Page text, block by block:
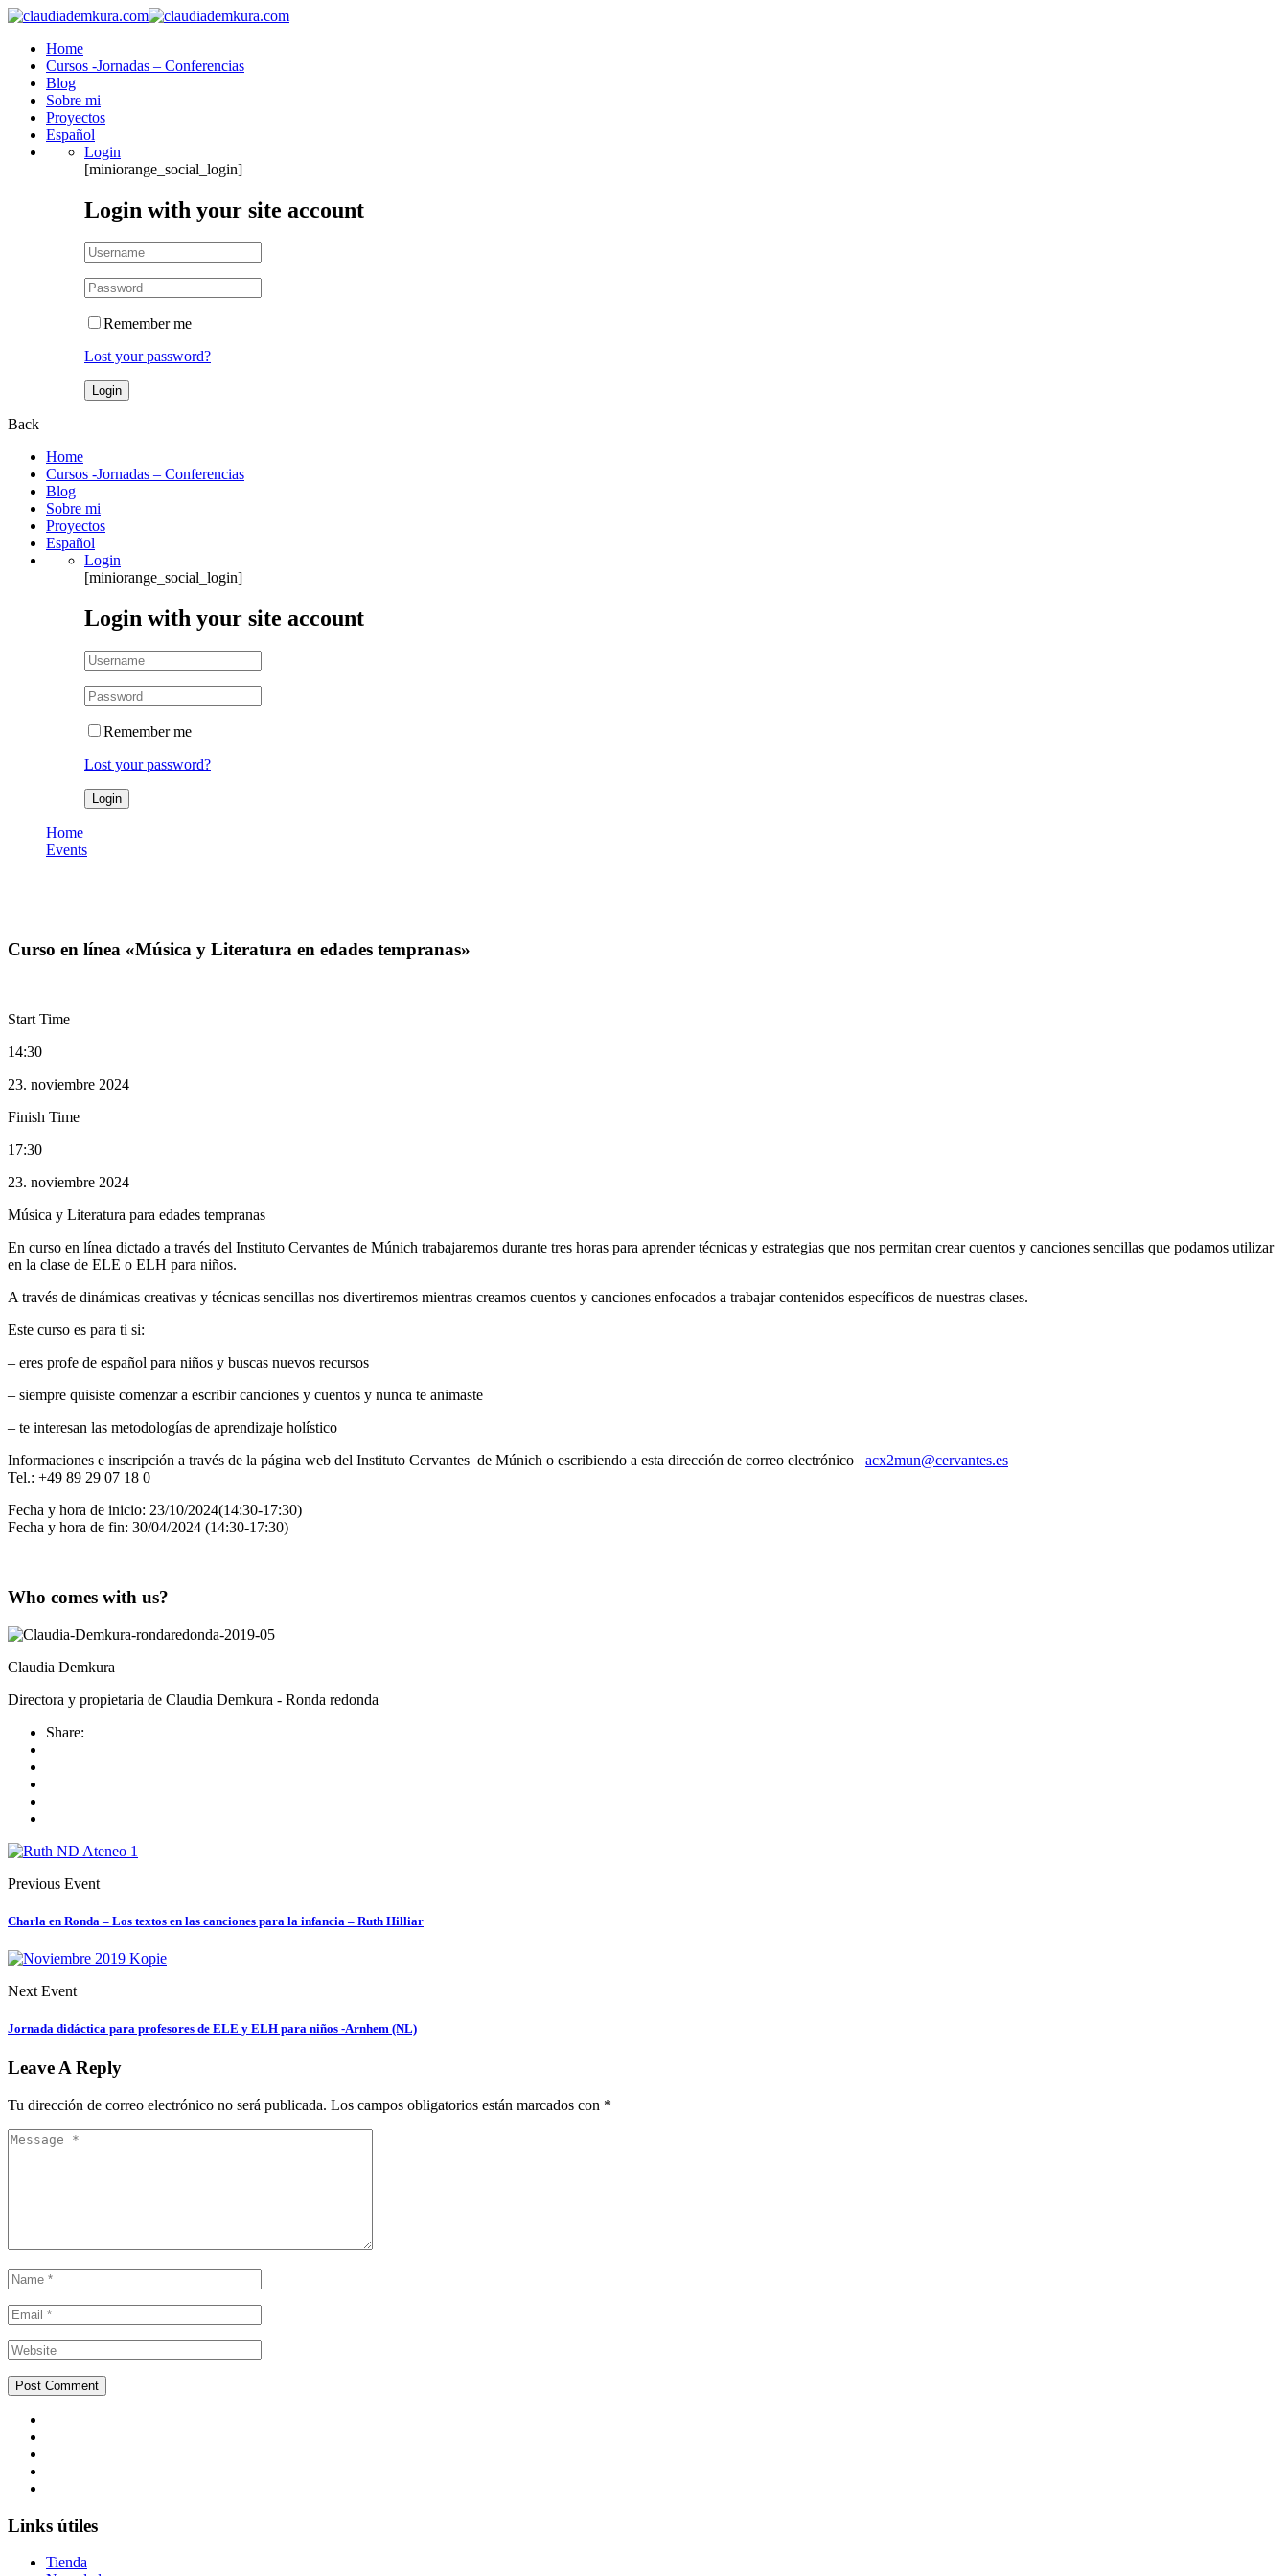
Home
Cursos -Jornadas – Conferencias
Blog
Sobre mi
Proyectos
Español
Login
[miniorange_social_login]
Login with your site account
Remember me
Lost your password?
Back
Home
Cursos -Jornadas – Conferencias
Blog
Sobre mi
Proyectos
Español
Login
[miniorange_social_login]
Login with your site account
Remember me
Lost your password?
Home
Events
Curso en línea «Música y Literatura en edades tempranas»
Start Time
14:30
23. noviembre 2024
Finish Time
17:30
23. noviembre 2024
Música y Literatura para edades tempranas
En curso en línea dictado a través del Instituto Cervantes de Múnich trabajaremos durante tres horas para aprender técnicas y estrategias que nos permitan crear cuentos y canciones sencillas que podamos utilizar
en la clase de ELE o ELH para niños.
A través de dinámicas creativas y técnicas sencillas nos divertiremos mientras creamos cuentos y canciones enfocados a trabajar contenidos específicos de nuestras clases.
Este curso es para ti si:
– eres profe de español para niños y buscas nuevos recursos
– siempre quisiste comenzar a escribir canciones y cuentos y nunca te animaste
– te interesan las metodologías de aprendizaje holístico
Informaciones e inscripción a través de la página web del Instituto Cervantes de Múnich o escribiendo a esta dirección de correo electrónico acx2mun@cervantes.es
Tel.: +49 89 29 07 18 0
Fecha y hora de inicio: 23/10/2024(14:30-17:30)
Fecha y hora de fin: 30/04/2024 (14:30-17:30)
Who comes with us?
Claudia Demkura
Directora y propietaria de Claudia Demkura - Ronda redonda
Share:
Previous Event
Charla en Ronda – Los textos en las canciones para la infancia – Ruth Hilliar
Next Event
Jornada didáctica para profesores de ELE y ELH para niños -Arnhem (NL)
Leave A Reply
Tu dirección de correo electrónico no será publicada. Los campos obligatorios están marcados con *
Links útiles
Tienda